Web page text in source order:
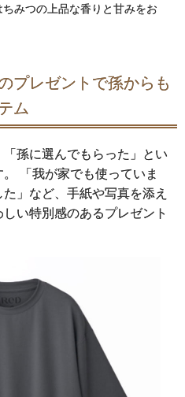
みつの上品な香りと甘みをお
プレゼントで孫からも
ム
孫に選んでもらった」とい
「我が家でも使っていま
」など、手紙や写真を添え
い特別感のあるプレゼント